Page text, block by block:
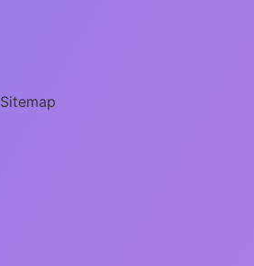
Sitemap